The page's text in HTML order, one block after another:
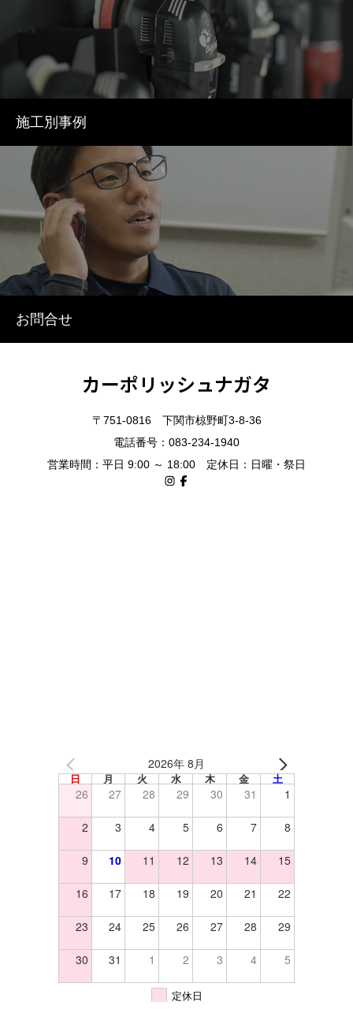
施工別事例
お問合せ
カーポリッシュナガタ
〒751-0816 下関市椋野町3-8-36
電話番号：083-234-1940
営業時間：平日 9:00 ～ 18:00 定休日：日曜・祭日
2026年 8月
日 月 火 水 木 金 土
26 27 28 29 30 31 1
2 3 4 5 6 7 8
9 10 11 12 13 14 15
16 17 18 19 20 21 22
23 24 25 26 27 28 29
30 31 1 2 3 4 5
定休日